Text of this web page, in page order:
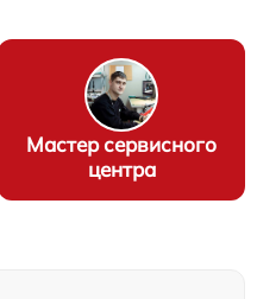
Мастер сервисного
центра